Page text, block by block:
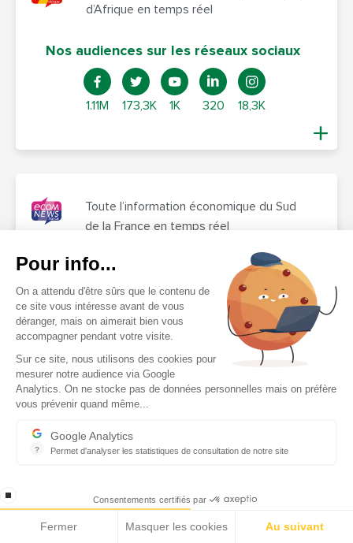
d’Afrique en temps réel
Nos audiences sur les réseaux sociaux
1.11M 173,3K 1K 320 18,3K
Toute l’information économique du Sud
de la France en temps réel
Nos audiences sur les réseaux sociaux
66K 50,4K 7,18K 1.3K
L'information économique connectée des pays de la
Pour info...
On a attendu d'être sûrs que le contenu de
ce site vous intéresse avant de vous
déranger, mais on aimerait bien vous
accompagner pendant votre visite.
Sur ce site, nous utilisons des cookies pour
mesurer notre audience via Google
Analytics. On ne stocke pas de données personnelles mais on préfère
vous prévenir quand même...
?
Google Analytics
Permet d'analyser les statistiques de consultation de notre site
stop loading Consentements certifiés par
Fermer Masquer les cookies Au suivant